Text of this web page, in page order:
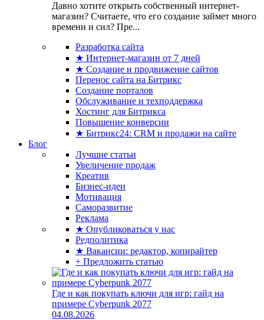
Давно хотите открыть собственный интернет-
магазин? Считаете, что его создание займет много
времени и сил? Пре...
Разработка сайта
★ Интернет-магазин от 7 дней
★ Создание и продвижение сайтов
Перенос сайта на Битрикс
Создание порталов
Обслуживание и техподдержка
Хостинг для Битрикса
Повышение конверсии
★ Битрикс24: CRM и продажи на сайте
Блог
Лучшие статьи
Увеличение продаж
Креатив
Бизнес-идеи
Мотивация
Саморазвитие
Реклама
★ Опубликоваться у нас
Редполитика
★ Вакансии: редактор, копирайтер
+ Предложить статью
Где и как покупать ключи для игр: гайд на
примере Cyberpunk 2077
04.08.2026